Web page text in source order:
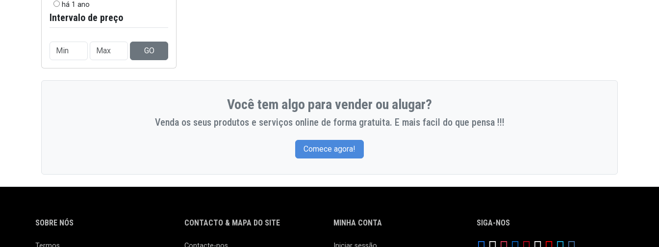
há 1 ano
Intervalo de preço
GO
Você tem algo para vender ou alugar?
Venda os seus produtos e serviços online de forma gratuita. E mais facil do que pensa !!!
Comece agora!
SOBRE NÓS CONTACTO & MAPA DO SITE MINHA CONTA SIGA-NOS